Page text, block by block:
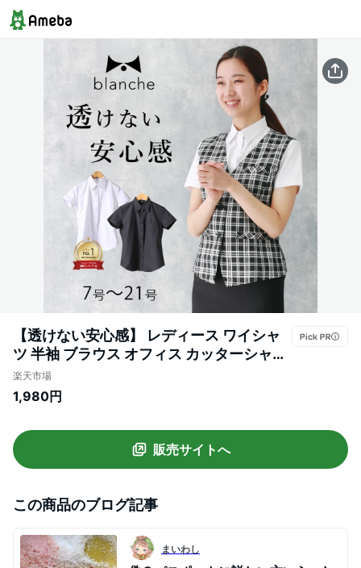
【透けない安心感】 レディース ワイシャ
ツ 半袖 ブラウス オフィス カッターシャツ
半袖シャツ 白シャツ 透けにくい インナー
透け防止 会社 事務服 ビジネス 仕事 OL 制
ズ 7 9 11 13 15 17 [M便 1/2]
楽天市場
1,980円
販売サイトへ
この商品のブログ記事
まいわし